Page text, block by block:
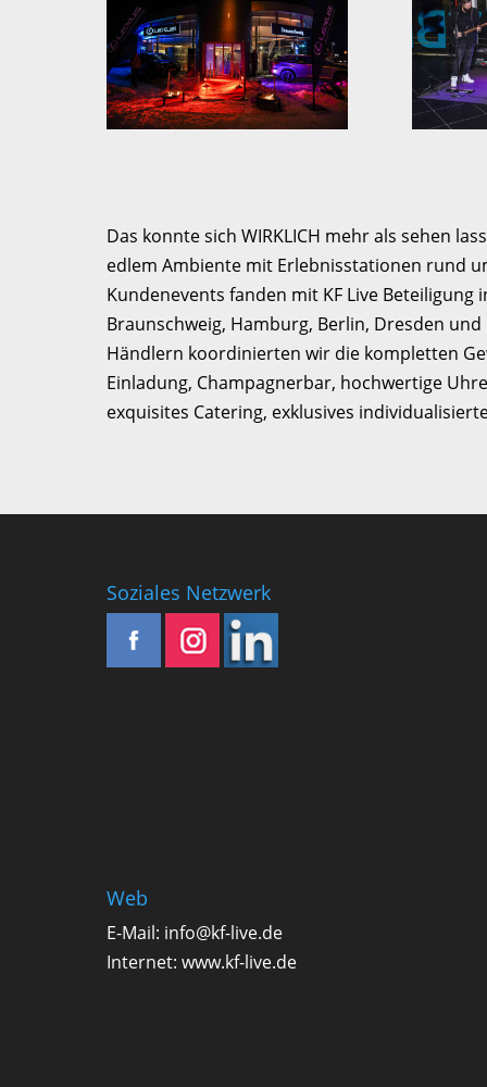
Das konnte sich WIRKLICH mehr als sehen
edlem Ambiente mit Erlebnisstationen rund
Kundenevents fanden mit KF Live
Braunschweig, Hamburg, Berlin, Dresden
Händlern koordinierten wir die kompletten
Einladung, Champagnerbar, hochwertige
exquisites Catering, exklusives
Soziales Netzwerk
Web
E-Mail: info@kf-live.de
Internet: www.kf-live.de